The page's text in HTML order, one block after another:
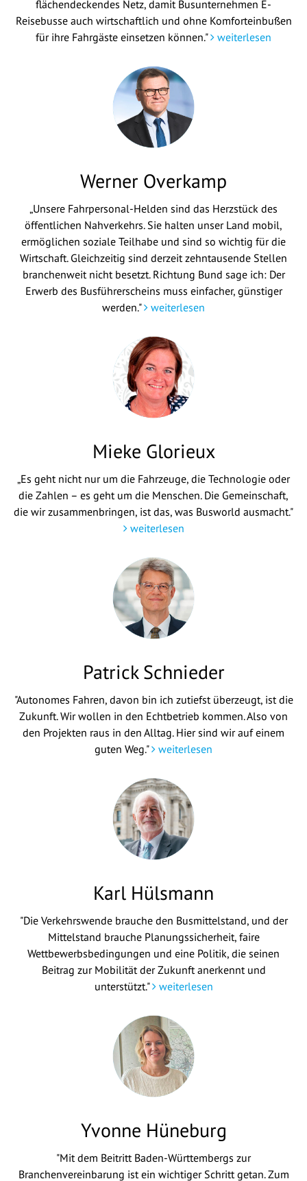
flächendeckendes Netz, damit Busunternehmen E-
Reisebusse auch wirtschaftlich und ohne Komforteinbußen
für ihre Fahrgäste einsetzen können."
weiterlesen
Werner Overkamp
„Unsere Fahrpersonal-Helden sind das Herzstück des
öffentlichen Nahverkehrs. Sie halten unser Land mobil,
ermöglichen soziale Teilhabe und sind so wichtig für die
Wirtschaft. Gleichzeitig sind derzeit zehntausende Stellen
branchenweit nicht besetzt. Richtung Bund sage ich: Der
Erwerb des Busführerscheins muss einfacher, günstiger
werden."
weiterlesen
Mieke Glorieux
„Es geht nicht nur um die Fahrzeuge, die Technologie oder
die Zahlen – es geht um die Menschen. Die Gemeinschaft,
die wir zusammenbringen, ist das, was Busworld ausmacht."
weiterlesen
Patrick Schnieder
"Autonomes Fahren, davon bin ich zutiefst überzeugt, ist die
Zukunft. Wir wollen in den Echtbetrieb kommen. Also von
den Projekten raus in den Alltag. Hier sind wir auf einem
guten Weg."
weiterlesen
Karl Hülsmann
"Die Verkehrswende brauche den Busmittelstand, und der
Mittelstand brauche Planungssicherheit, faire
Wettbewerbsbedingungen und eine Politik, die seinen
Beitrag zur Mobilität der Zukunft anerkennt und
unterstützt." weiterlesen
Yvonne Hüneburg
"Mit dem Beitritt Baden-Württembergs zur
Branchenvereinbarung ist ein wichtiger Schritt getan. Zum